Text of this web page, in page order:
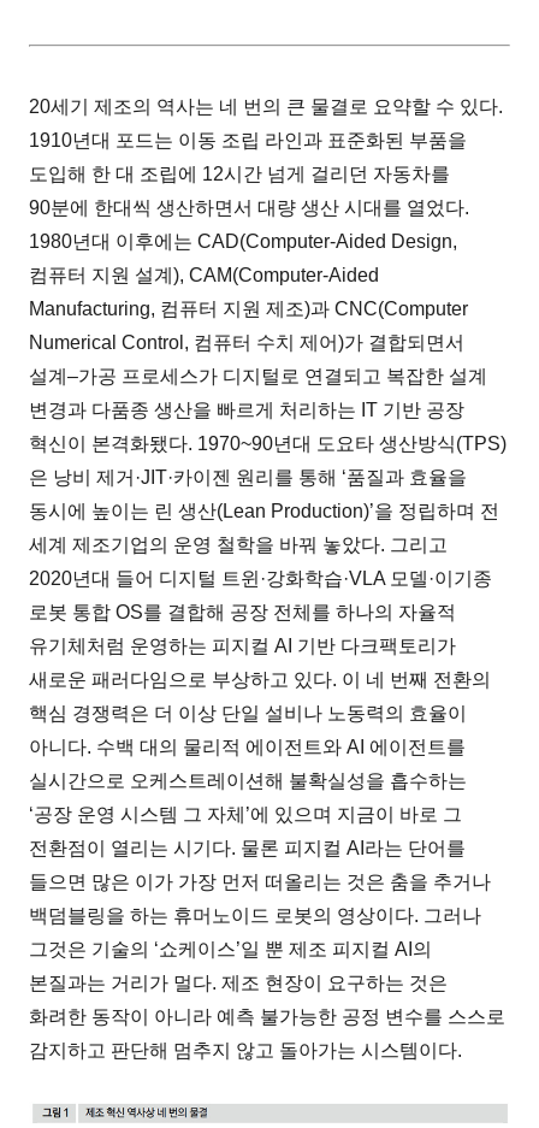
20세기 제조의 역사는 네 번의 큰 물결로 요약할 수 있다.
1910년대 포드는 이동 조립 라인과 표준화된 부품을
도입해 한 대 조립에 12시간 넘게 걸리던 자동차를
90분에 한대씩 생산하면서 대량 생산 시대를 열었다.
1980년대 이후에는 CAD(Computer-Aided Design,
컴퓨터 지원 설계), CAM(Computer-Aided
Manufacturing, 컴퓨터 지원 제조)과 CNC(Computer
Numerical Control, 컴퓨터 수치 제어)가 결합되면서
설계–가공 프로세스가 디지털로 연결되고 복잡한 설계
변경과 다품종 생산을 빠르게 처리하는 IT 기반 공장
혁신이 본격화됐다. 1970~90년대 도요타 생산방식(TPS)
은 낭비 제거·JIT·카이젠 원리를 통해 ‘품질과 효율을
동시에 높이는 린 생산(Lean Production)’을 정립하며 전
세계 제조기업의 운영 철학을 바꿔 놓았다. 그리고
2020년대 들어 디지털 트윈·강화학습·VLA 모델·이기종
로봇 통합 OS를 결합해 공장 전체를 하나의 자율적
유기체처럼 운영하는 피지컬 AI 기반 다크팩토리가
새로운 패러다임으로 부상하고 있다. 이 네 번째 전환의
핵심 경쟁력은 더 이상 단일 설비나 노동력의 효율이
아니다. 수백 대의 물리적 에이전트와 AI 에이전트를
실시간으로 오케스트레이션해 불확실성을 흡수하는
‘공장 운영 시스템 그 자체’에 있으며 지금이 바로 그
전환점이 열리는 시기다. 물론 피지컬 AI라는 단어를
들으면 많은 이가 가장 먼저 떠올리는 것은 춤을 추거나
백덤블링을 하는 휴머노이드 로봇의 영상이다. 그러나
그것은 기술의 ‘쇼케이스’일 뿐 제조 피지컬 AI의
본질과는 거리가 멀다. 제조 현장이 요구하는 것은
화려한 동작이 아니라 예측 불가능한 공정 변수를 스스로
감지하고 판단해 멈추지 않고 돌아가는 시스템이다.